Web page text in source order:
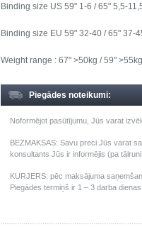
Binding size US 59" 1-6 / 65" 5,5-
Binding size EU 59" 32-40 / 65" 37-
Weight range : 67" >50kg / 59" >55kg
Piegādes noteikumi:
Noformējot pasūtījumu, Jūs varat
BEZMAKSAS: Savu preci Jūs varat
konsultants Jūs ir informējis (pa
KURJERS: pēc maksājuma
Piegādes termiņš ir 1 – 3 darba